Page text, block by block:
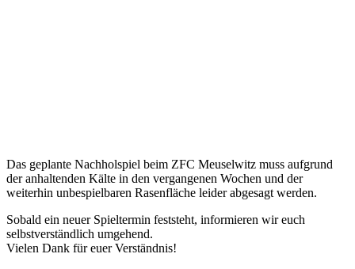
Das geplante Nachholspiel beim ZFC Meuselwitz muss aufgrund
der anhaltenden Kälte in den vergangenen Wochen und der
weiterhin unbespielbaren Rasenfläche leider abgesagt werden.
Sobald ein neuer Spieltermin feststeht, informieren wir euch
selbstverständlich umgehend.
Vielen Dank für euer Verständnis!